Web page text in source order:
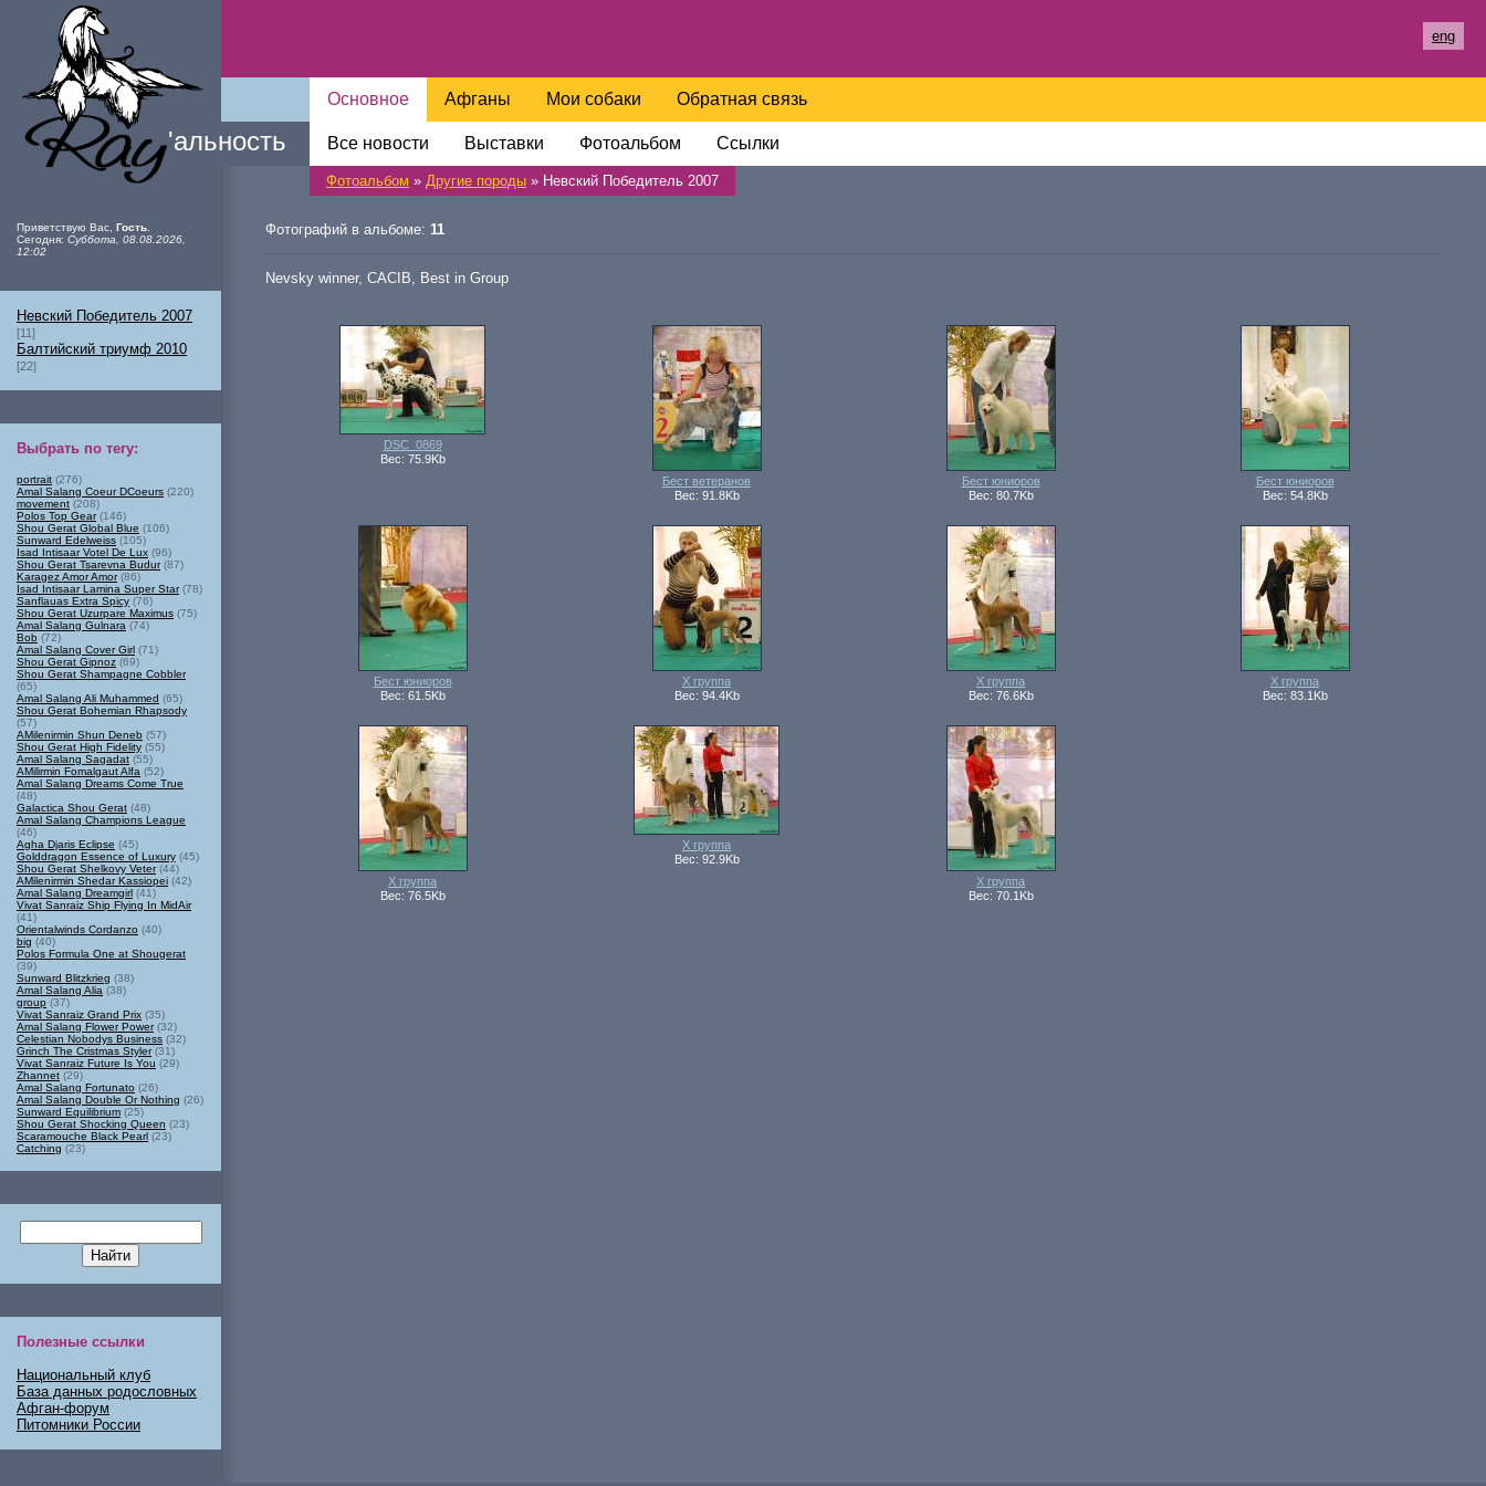
Ray'альность
Основное
Все новости Выставки Фотоальбом Ссылки
Афганы Мои собаки Обратная связь
eng
Фотоальбом » Другие породы » Невский Победитель 2007
Фотографий в альбоме: 11
Nevsky winner, CACIB, Best in Group
DSC_0869
Вес: 75.9Kb
Бест ветеранов
Вес: 91.8Kb
Бест юниоров
Вес: 80.7Kb
Бест юниоров
Вес: 54.8Kb
Бест юниоров
Вес: 61.5Kb
Х группа
Вес: 94.4Kb
Х группа
Вес: 76.6Kb
Х группа
Вес: 83.1Kb
Х группа
Вес: 76.5Kb
Х группа
Вес: 92.9Kb
Х группа
Вес: 70.1Kb
Приветствую Вас Гость
Сегодня: Суббота, 08.08.2026,
12:02
Невский Победитель 2007
[11]
Балтийский триумф 2010
[22]
Выбрать по тегу:
portrait (276)
Amal Salang Coeur DCoeurs (220)
movement (208)
Polos Top Gear(146)
Shou Gerat Global Blue (106)
Sunward Edelweiss (105)
Isad Intisaar Votel De Lux (96)
Shou Gerat Tsarevna Budur(87)
Karagez Amor Amor(86)
Isad Intisaar Lamina Super Star(78)
Sanflauas Extra Spicy (76)
Shou Gerat Uzurpare Maximus (75)
Amal Salang Gulnara (74)
Bob (72)
Amal Salang Cover Girl (71)
Shou Gerat Gipnoz (69)
Shou Gerat Shampagne Cobbler
(65)
Amal Salang Ali Muhammed (65)
Shou Gerat Bohemian Rhapsody
(57)
AMilenirmin Shun Deneb (57)
Shou Gerat High Fidelity (55)
Amal Salang Sagadat (55)
AMilirmin Fomalgaut Alfa (52)
Amal Salang Dreams Come True
(48)
Galactica Shou Gerat (48)
Amal Salang Champions League
(46)
Agha Djaris Eclipse (45)
Golddragon Essence of Luxury (45)
Shou Gerat Shelkovy Veter(44)
AMilenirmin Shedar Kassiopei (42)
Amal Salang Dreamgirl (41)
Vivat Sanraiz Ship Flying In MidAir
(41)
Orientalwinds Cordanzo (40)
big (40)
Polos Formula One at Shougerat
(39)
Sunward Blitzkrieg (38)
Amal Salang Alia (38)
group (37)
Vivat Sanraiz Grand Prix (35)
Amal Salang Flower Power(32)
Celestian Nobodys Business (32)
Grinch The Cristmas Styler(31)
Vivat Sanraiz Future Is You (29)
Zhannet (29)
Amal Salang Fortunato (26)
Amal Salang Double Or Nothing (26)
Sunward Equilibrium (25)
Shou Gerat Shocking Queen (23)
Scaramouche Black Pearl (23)
Catching (23)
Полезные ссылки
Национальный клуб
База данных родословных
Афган-форум
Питомники России